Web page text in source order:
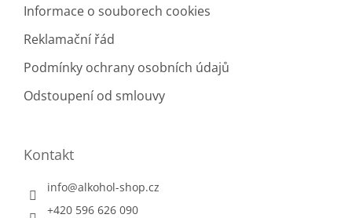
Informace o souborech cookies
Reklamační řád
Podmínky ochrany osobních údajů
Odstoupení od smlouvy
Kontakt
info@alkohol-shop.cz
+420 596 626 090